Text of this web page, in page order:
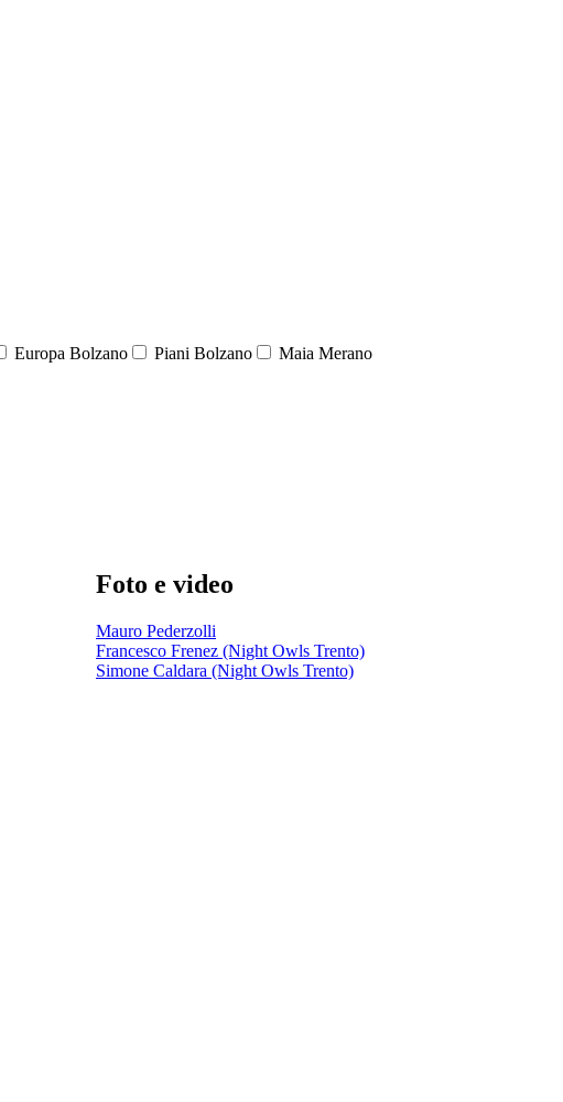
Europa Bolzano Piani Bolzano Maia Merano
Foto e video
Mauro Pederzolli
Francesco Frenez (Night Owls Trento)
Simone Caldara (Night Owls Trento)